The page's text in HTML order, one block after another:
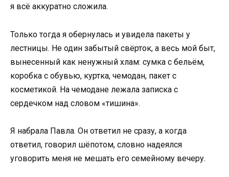
я всё аккуратно сложила.
Только тогда я обернулась и увидела пакеты у
лестницы. Не один забытый свёрток, а весь мой быт,
вынесенный как ненужный хлам: сумка с бельём,
коробка с обувью, куртка, чемодан, пакет с
косметикой. На чемодане лежала записка с
сердечком над словом «тишина».
Я набрала Павла. Он ответил не сразу, а когда
ответил, говорил шёпотом, словно надеялся
уговорить меня не мешать его семейному вечеру.